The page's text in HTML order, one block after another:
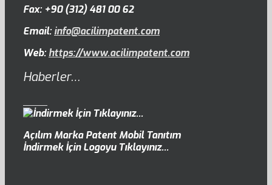
Fax: +90 (312) 481 00 62
Email:info@acilimpatent.com
Web:https://www.acilimpatent.com
Haberler…
Açılım Marka Patent Mobil Tanıtım
İndirmek İçin Logoyu Tıklayınız...